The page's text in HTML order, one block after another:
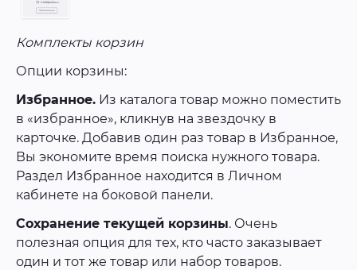
Комплекты корзин
Опции корзины:
Избранное. Из каталога товар можно поместить
в «избранное», кликнув на звездочку в
карточке. Добавив один раз товар в Избранное,
Вы экономите время поиска нужного товара.
Раздел Избранное находится в Личном
кабинете на боковой панели.
Сохранение текущей корзины. Очень
полезная опция для тех, кто часто заказывает
один и тот же товар или набор товаров.